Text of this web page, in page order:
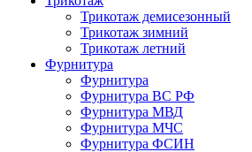
Трикотаж демисезонный
Трикотаж зимний
Трикотаж летний
Фурнитура
Фурнитура
Фурнитура ВС РФ
Фурнитура МВД
Фурнитура МЧС
Фурнитура ФСИН